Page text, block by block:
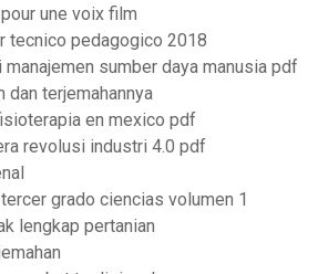
une voix film
tecnico pedagogico 2018
sumber daya manusia pdf
dan terjemahannya
en mexico pdf
revolusi industri 4.0 pdf
grado ciencias volumen 1
lengkap pertanian